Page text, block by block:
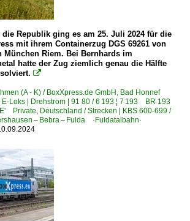
Republik ging es am 25. Juli 2024 für die
mit ihrem Containerzug DGS 69261 von
München Riem. Bei Bernhards im
hatte der Zug ziemlich genau die Hälfte

(A - K) / BoxXpress.de GmbH, Bad Honnef
E-Loks | Drehstrom | 91 80 / 6 193 ¦ 7 193 BR 193
E' Private, Deutschland / Strecken | KBS 600-699 /
– Bebra – Fulda ·Fuldatalbahn·